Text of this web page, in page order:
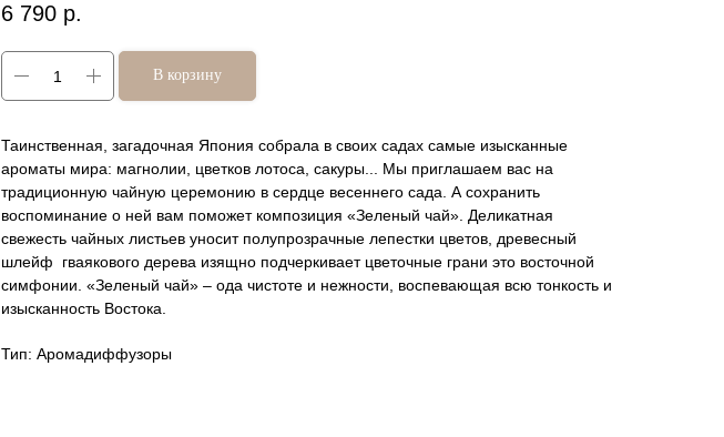
6 790 р.
В корзину
Таинственная, загадочная Япония собрала в своих садах самые изысканные
ароматы мира: магнолии, цветков лотоса, сакуры... Мы приглашаем вас на
традиционную чайную церемонию в сердце весеннего сада. А сохранить
воспоминание о ней вам поможет композиция «Зеленый чай». Деликатная
свежесть чайных листьев уносит полупрозрачные лепестки цветов, древесный
шлейф гваякового дерева изящно подчеркивает цветочные грани это восточной
симфонии. «Зеленый чай» – ода чистоте и нежности, воспевающая всю тонкость и
изысканность Востока.
Тип: Аромадиффузоры